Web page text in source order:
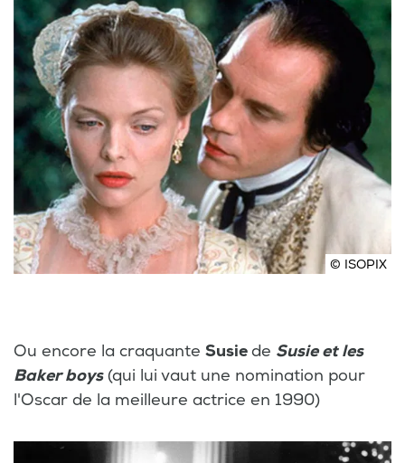
© ISOPIX
Ou encore la craquante Susiede Susie et les
Baker boys(qui lui vaut une nomination pour
l'Oscar de la meilleure actrice en 1990)